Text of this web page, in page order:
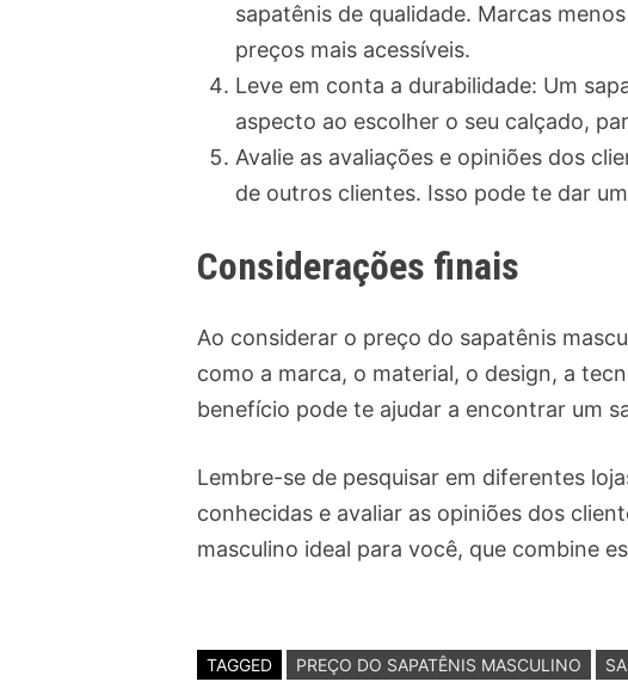
sapatênis de qualidade. Marcas
preços mais acessíveis.
Leve em conta a durabilidade: Um
aspecto ao escolher o seu calçado,
Avalie as avaliações e opiniões dos
de outros clientes. Isso pode te dar
Considerações finais
Ao considerar o preço do sapatênis
como a marca, o material, o design, a
benefício pode te ajudar a encontrar um
Lembre-se de pesquisar em diferentes
conhecidas e avaliar as opiniões dos
masculino ideal para você, que combine
TAGGED PREÇO DO SAPATÊNIS MASCULINO